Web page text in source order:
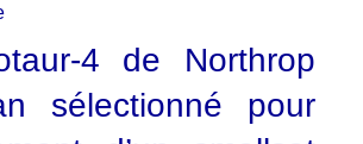
4 de Northrop
sélectionné pour